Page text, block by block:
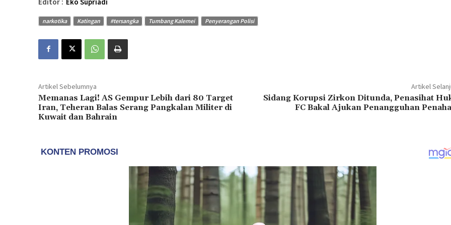
narkotika Katingan #tersangka Tumbang Kalemei Penyerangan Polisi
Artikel Sebelumnya
Memanas Lagi! AS Gempur Lebih dari 80 Target
Iran, Teheran Balas Serang Pangkalan Militer di
Kuwait dan Bahrain
Artikel
Sidang Korupsi Zirkon Ditunda, Penasihat
FC Bakal Ajukan Penangguhan